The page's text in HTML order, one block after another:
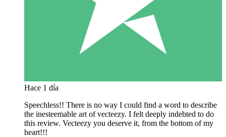
Hace 1 día
Speechless!! There is no way I could find a word to describe
the inesteemable art of vecteezy. I felt deeply indebted to do
this review. Vecteezy you deserve it, from the bottom of my
heart!!!